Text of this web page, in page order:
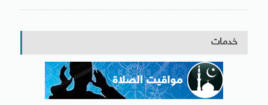
خدمات